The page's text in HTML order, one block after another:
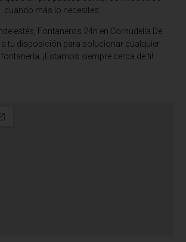
cuando más lo necesites.
estés, Fontaneros 24h en Cornudella De
a tu disposición para solucionar cualquier
¡Estamos siempre cerca de ti!